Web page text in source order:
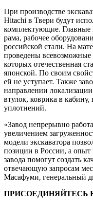
При производстве
Hitachi в Твери будут
комплектующие. Главные
рама, рабочее
российской стали. На
проведены всевозможные
которых отечественная
японской. По своим
ей не уступает. Также
направлении
втулок, коврика в
уплотнений.
«Завод непрерывно
увеличением
модели экскаватора
позиции в России, а опыт
завода помогут создать
отвечающую запросам
Масафуми, генеральный
ПРИСОЕДИНЯЙТЕСЬ